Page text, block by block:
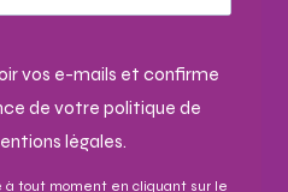
vos e-mails et confirme
de votre politique de
légales.
à tout moment en cliquant sur le